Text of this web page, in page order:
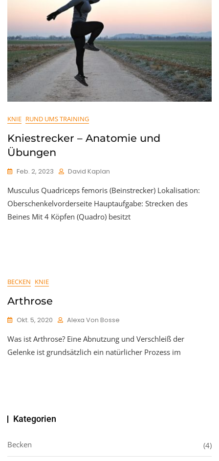
KNIE RUND UMS TRAINING
Kniestrecker – Anatomie und
Übungen
Feb. 2, 2023 David Kaplan
Musculus Quadriceps femoris (Beinstrecker) Lokalisation:
Oberschenkelvorderseite Hauptaufgabe: Strecken des
Beines Mit 4 Köpfen (Quadro) besitzt
BECKEN KNIE
Arthrose
Okt. 5, 2020 Alexa Von Bosse
Was ist Arthrose? Eine Abnutzung und Verschleiß der
Gelenke ist grundsätzlich ein natürlicher Prozess im
Kategorien
Becken (4)